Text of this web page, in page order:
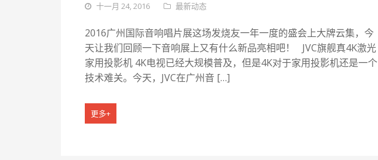
十一月 24, 2016 最新动态
2016广州国际音响唱片展这场发烧友一年一度的盛会上大牌云集，今
天让我们回顾一下音响展上又有什么新品亮相吧！ JVC旗舰真4K激光
家用投影机 4K电视已经大规模普及，但是4K对于家用投影机还是一个
技术难关。今天，JVC在广州音 […]
更多+